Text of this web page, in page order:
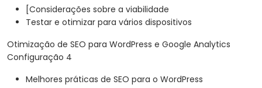
[Considerações sobre a viabilidade
Testar e otimizar para vários dispositivos
Otimização de SEO para WordPress e Google Analytics
Configuração 4
Melhores práticas de SEO para o WordPress